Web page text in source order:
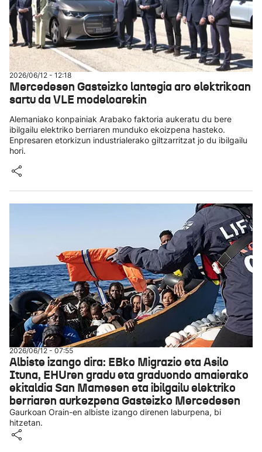
2026/06/12 - 12:18
Mercedesen Gasteizko lantegia aro elektrikoan
sartu da VLE modeloarekin
Alemaniako konpainiak Arabako faktoria aukeratu du bere
ibilgailu elektriko berriaren munduko ekoizpena hasteko.
Enpresaren etorkizun industrialerako giltzarritzat jo du ibilgailu
hori.
2026/06/12 - 07:55
Albiste izango dira: EBko Migrazio eta Asilo
Ituna, EHUren gradu eta graduondo amaierako
ekitaldia San Mamesen eta ibilgailu elektriko
berriaren aurkezpena Gasteizko Mercedesen
Gaurkoan Orain-en albiste izango direnen laburpena, bi
hitzetan.